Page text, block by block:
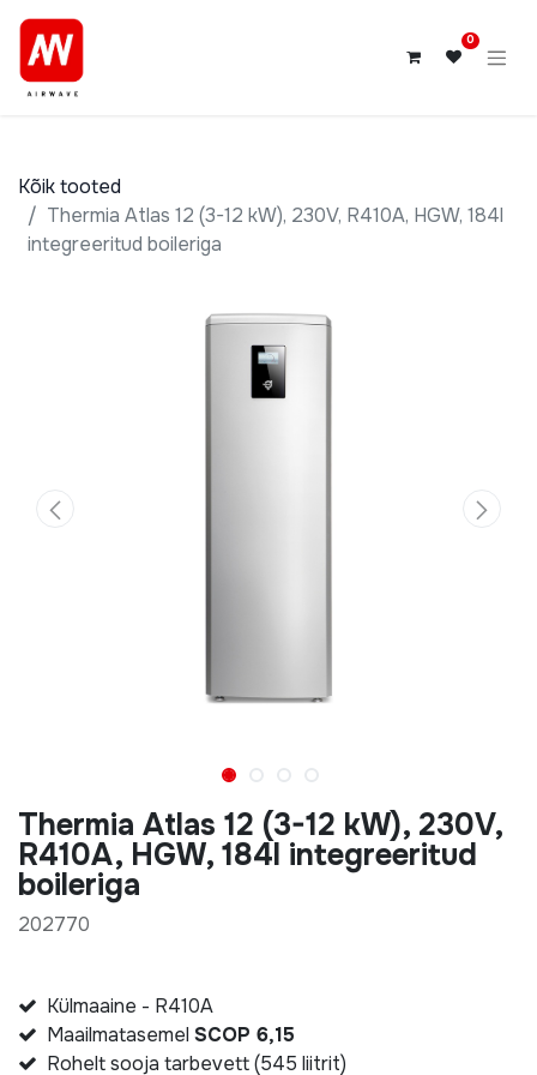
0
Kõik tooted
Thermia Atlas 12 (3-12 kW), 230V, R410A, HGW, 184l
integreeritud boileriga
Thermia Atlas 12 (3-12 kW), 230V,
R410A, HGW, 184l integreeritud
boileriga
202770
Külmaaine - R410A
Maailmatasemel SCOP 6,15
Rohelt sooja tarbevett (545 liitrit)